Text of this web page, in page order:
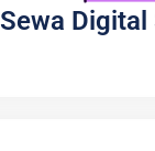
Sewa Digital